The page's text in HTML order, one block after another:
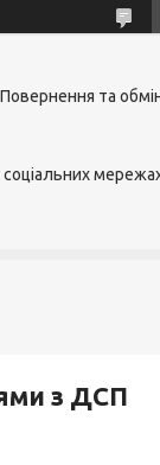
Повернення та
соціальних
з ДСП